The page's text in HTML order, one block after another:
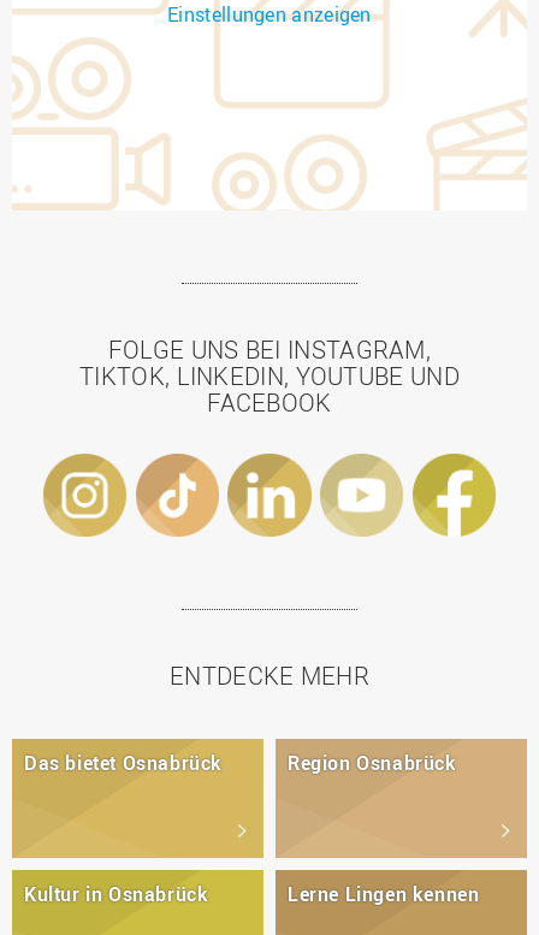
Einstellungen anzeigen
FOLGE UNS BEI INSTAGRAM,
TIKTOK, LINKEDIN, YOUTUBE UND
FACEBOOK
ENTDECKE MEHR
Das bietet Osnabrück Region Osnabrück
Kultur in Osnabrück Lerne Lingen kennen